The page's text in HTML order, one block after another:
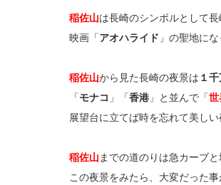
稲佐山は長崎のシンボルとして
映画「アオハライド 」の聖地に
稲佐山から見た長崎の夜景は １
「モナコ 」「香港 」と並んで「世
展望台に立てば時を忘れて美し
稲佐山までの道のりは急カーブ
この夜景をみたら、大変だった